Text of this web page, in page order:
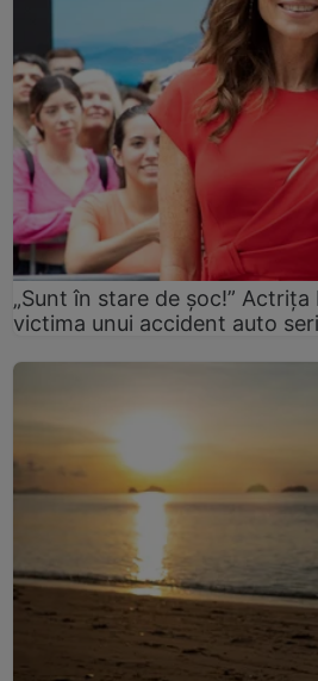
„Sunt în stare de șoc!”
victima unui accident auto